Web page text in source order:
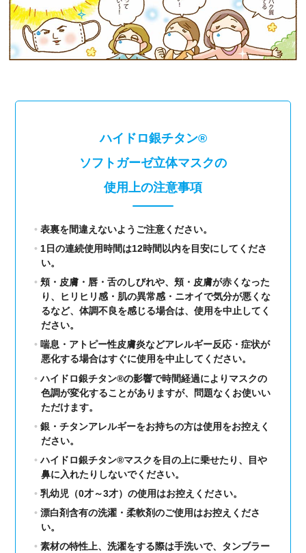
ハイドロ銀チタン®
ソフトガーゼ立体マスクの
使用上の注意事項
表裏を間違えないようご注意ください。
1日の連続使用時間は12時間以内を目安にしてくださ
い。
頬・皮膚・唇・舌のしびれや、頬・皮膚が赤くなった
り、ヒリヒリ感・肌の異常感・ニオイで気分が悪くな
るなど、体調不良を感じる場合は、使用を中止してく
ださい。
喘息・アトピー性皮膚炎などアレルギー反応・症状が
悪化する場合はすぐに使用を中止してください。
ハイドロ銀チタン®の影響で時間経過によりマスクの
色調が変化することがありますが、問題なくお使いい
ただけます。
銀・チタンアレルギーをお持ちの方は使用をお控えく
ださい。
ハイドロ銀チタン®マスクを目の上に乗せたり、目や
鼻に入れたりしないでください。
乳幼児（0才～3才）の使用はお控えください。
漂白剤含有の洗濯・柔軟剤のご使用はお控えくださ
い。
素材の特性上、洗濯をする際は手洗いで、タンブラー